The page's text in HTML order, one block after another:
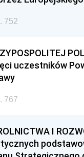
752
uczestników
767
I